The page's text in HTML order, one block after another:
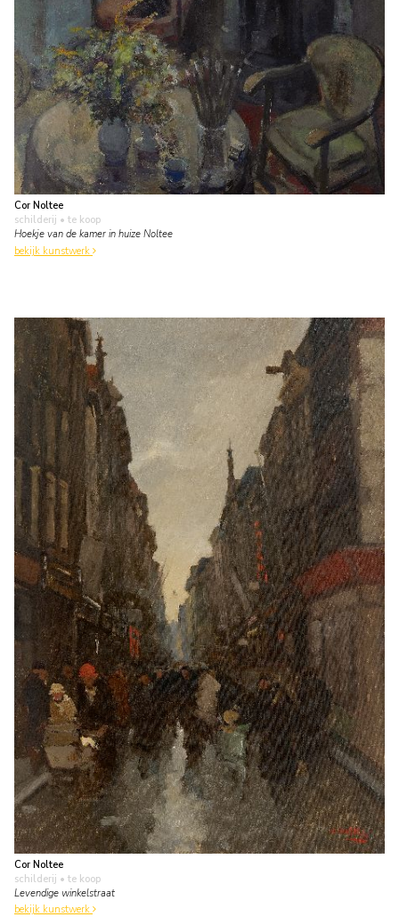
Cor Noltee
schilderij • te koop
Hoekje van de kamer in huize Noltee
bekijk kunstwerk
Cor Noltee
schilderij • te koop
Levendige winkelstraat
bekijk kunstwerk